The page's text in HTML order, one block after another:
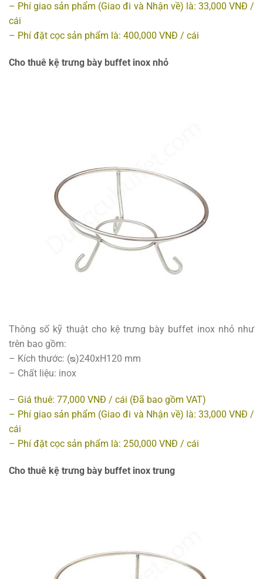
– Phí giao sản phẩm (Giao đi và Nhận về) là: 33,000 VNĐ /
cái
– Phí đặt cọc sản phẩm là: 400,000 VNĐ / cái
Cho thuê kệ trưng bày buffet inox nhỏ
Thông số kỹ thuật cho kệ trưng bày buffet inox nhỏ như
trên bao gồm:
– Kích thước: (ᴓ)240xH120 mm
– Chất liệu: inox
– Giá thuê: 77,000 VNĐ / cái (Đã bao gồm VAT)
– Phí giao sản phẩm (Giao đi và Nhận về) là: 33,000 VNĐ /
cái
– Phí đặt cọc sản phẩm là: 250,000 VNĐ / cái
Cho thuê kệ trưng bày buffet inox trung